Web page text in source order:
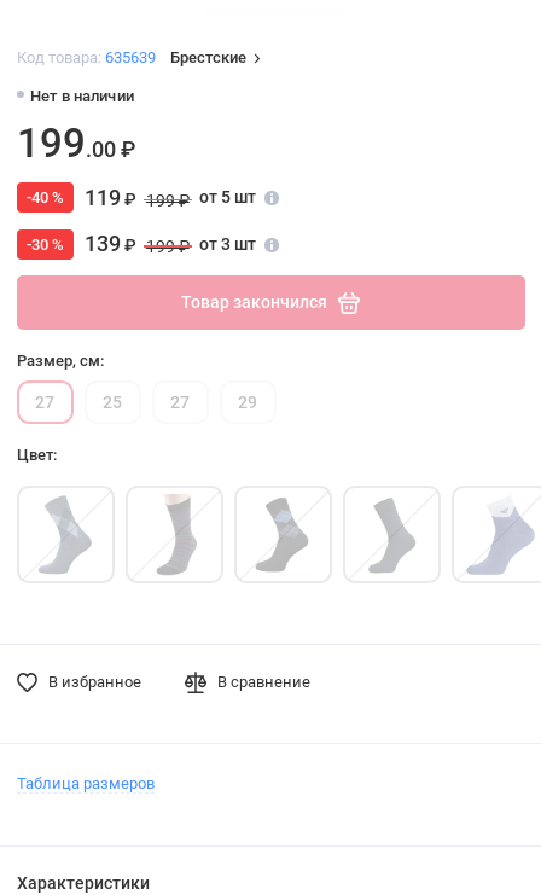
Код товара: 635639 Брестские
Нет в наличии
199.00 ₽
-40 % 119₽ 199 ₽ от 5 шт
-30 % 139₽ 199 ₽ от 3 шт
Товар закончился
Размер, см:
27 25 27 29
Цвет:
В избранное В сравнение
Таблица размеров
Характеристики